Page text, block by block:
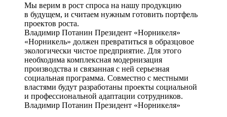
Мы верим в рост спроса на нашу продукцию
в будущем, и считаем нужным готовить портфель
проектов роста.
Владимир Потанин Президент «Норникеля»
«Норникель» должен превратиться в образцовое
экологически чистое предприятие. Для этого
необходима комплексная модернизация
производства и связанная с ней серьезная
социальная программа. Совместно с местными
властями будут разработаны проекты социальной
и профессиональной адаптации сотрудников.
Владимир Потанин Президент «Норникеля»